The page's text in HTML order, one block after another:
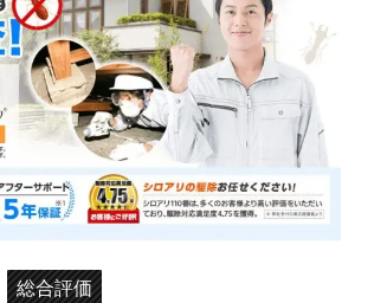
総合評価